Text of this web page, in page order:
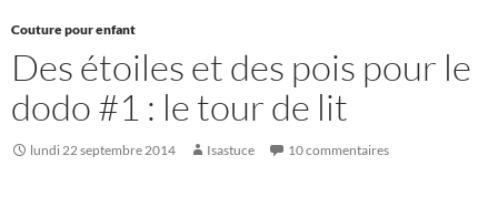
Couture pour enfant
Des étoiles et des pois pour le
dodo #1 : le tour de lit
lundi 22 septembre 2014 Isastuce 10 commentaires